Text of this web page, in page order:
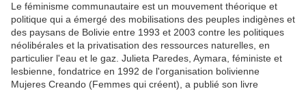
Le féminisme communautaire est un mouvement théorique et
politique qui a émergé des mobilisations des peuples indigènes et
des paysans de Bolivie entre 1993 et 2003 contre les politiques
néolibérales et la privatisation des ressources naturelles, en
particulier l'eau et le gaz. Julieta Paredes, Aymara, féministe et
lesbienne, fondatrice en 1992 de l'organisation bolivienne
Mujeres Creando (Femmes qui créent), a publié son livre